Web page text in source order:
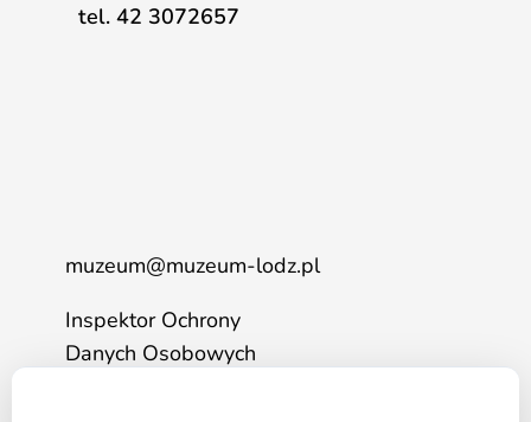
tel. 42 3072657
muzeum@muzeum-lodz.pl
Inspektor Ochrony
Danych Osobowych